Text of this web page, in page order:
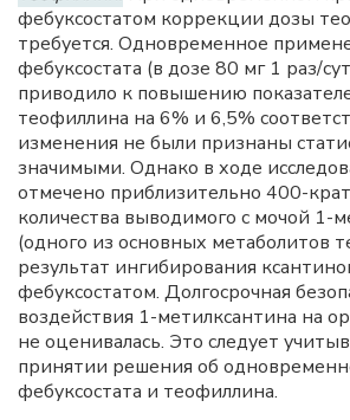
фебуксостатом коррекции дозы
требуется. Одновременное
фебуксостата (в дозе 80 мг 1 раз/
приводило к повышению
теофиллина на 6% и 6,5%
изменения не были признаны
значимыми. Однако в ходе
отмечено приблизительно 400-
количества выводимого с мочой 1-
(одного из основных метаболитов
результат ингибирования
фебуксостатом. Долгосрочная
воздействия 1-метилксантина на
не оценивалась. Это следует
принятии решения об
фебуксостата и теофиллина.